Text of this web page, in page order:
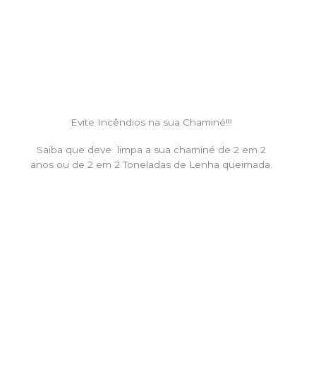
Evite Incêndios na sua Chaminé!!!
Saiba que deve limpa a sua chaminé de 2 em 2
anos ou de 2 em 2 Toneladas de Lenha queimada.